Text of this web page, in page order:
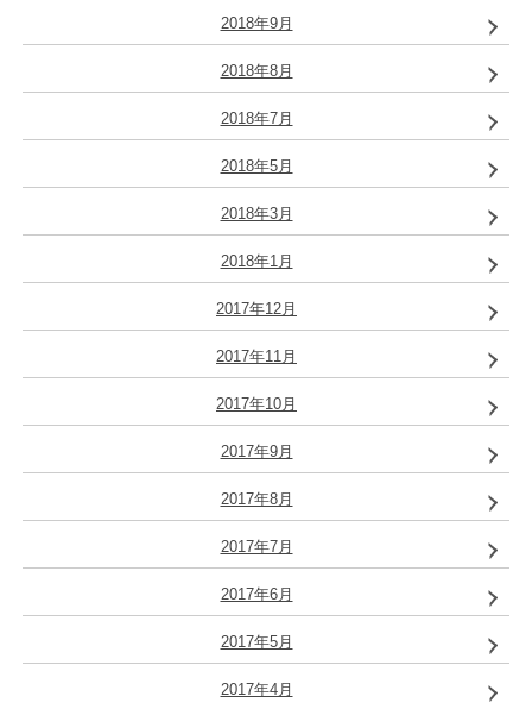
2018年9月
2018年8月
2018年7月
2018年5月
2018年3月
2018年1月
2017年12月
2017年11月
2017年10月
2017年9月
2017年8月
2017年7月
2017年6月
2017年5月
2017年4月